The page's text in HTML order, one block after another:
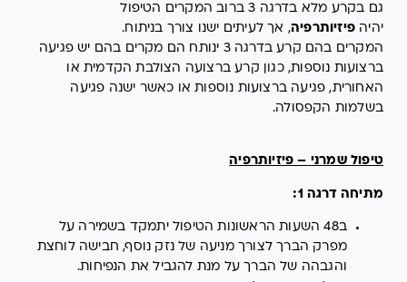
גם בקרע מלא בדרגה 3 ברוב המקרים הטיפול
יהיה פיזיותרפיה, אך לעיתים ישנו צורך בניתוח.
המקרים בהם קרע בדרגה 3 ינותח הם מקרים בהם יש פגיעה
ברצועות נוספות, כגון קרע ברצועה הצולבת הקדמית או
האחורית, פגיעה ברצועות נוספות או כאשר ישנה פגיעה
בשלמות הקפסולה.
טיפול שמרני – פיזיותרפיה
מתיחה דרגה 1:
ב48 השעות הראשונות הטיפול יתמקד בשמירה על
מפרק הברך לצורך מניעה של נזק נוסף, חבישה לוחצת
והגבהה של הברך על מנת להגביל את הנפיחות.